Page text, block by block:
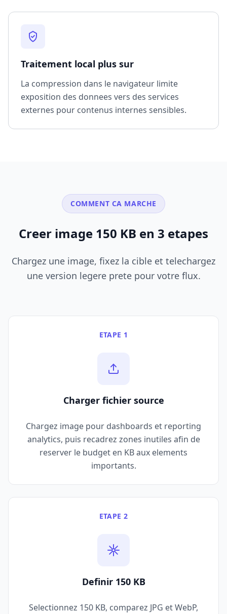
Traitement local plus sur
La compression dans le navigateur limite
exposition des donnees vers des services
externes pour contenus internes sensibles.
COMMENT CA MARCHE
Creer image 150 KB en 3 etapes
Chargez une image, fixez la cible et telechargez
une version legere prete pour votre flux.
ETAPE 1
Charger fichier source
Chargez image pour dashboards et reporting
analytics, puis recadrez zones inutiles afin de
reserver le budget en KB aux elements
importants.
ETAPE 2
Definir 150 KB
Selectionnez 150 KB, comparez JPG et WebP,